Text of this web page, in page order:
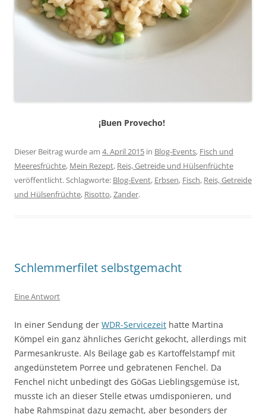
¡Buen Provecho!
Dieser Beitrag wurde am 4. April 2015 in Blog-Events, Fisch und
Meeresfrüchte, Mein Rezept, Reis, Getreide und Hülsenfrüchte
veröffentlicht. Schlagworte: Blog-Event, Erbsen, Fisch, Reis, Getreide
und Hülsenfrüchte, Risotto,Zander.
Schlemmerfilet selbstgemacht
Eine Antwort
In einer Sendung der WDR-Servicezeit hatte Martina
Kömpel ein ganz ähnliches Gericht gekocht, allerdings mit
Parmesankruste. Als Beilage gab es Kartoffelstampf mit
angedünstetem Porree und gebratenen Fenchel. Da
Fenchel nicht unbedingt des GöGas Lieblingsgemüse ist,
musste ich an dieser Stelle etwas umdisponieren, und
habe Rahmspinat dazu gemacht, aber besonders der